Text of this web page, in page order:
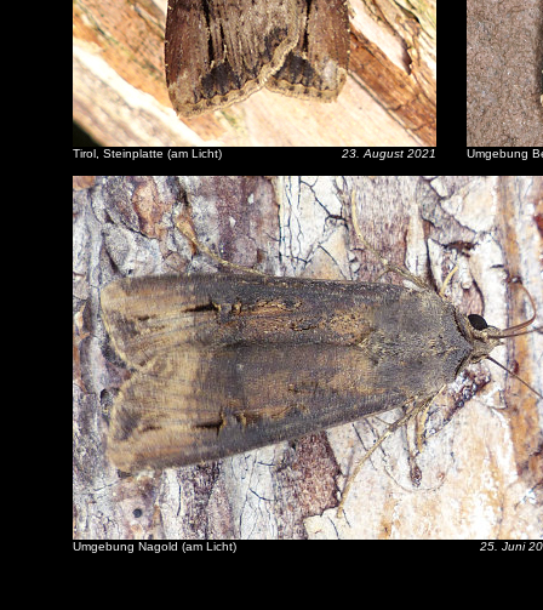
Tirol, Steinplatte (am Licht) 23. August 2021 Umgebung
Umgebung Nagold (am Licht) 25. Juni